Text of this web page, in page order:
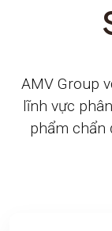
AMV Group
lĩnh vực
phẩm chẩn